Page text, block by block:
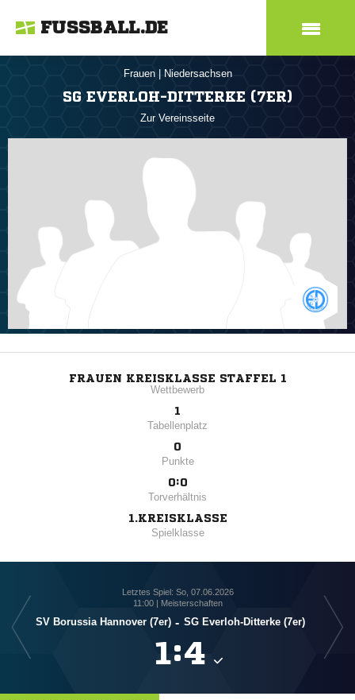
FUSSBALL.DE
Frauen Niedersachsen
SG EVERLOH-DITTERKE (7ER)
Zur Vereinsseite
FRAUEN KREISKLASSE STAFFEL 1
Wettbewerb
1
Tabellenplatz
0
Punkte
0:0
Torverhältnis
1.KREISKLASSE
Spielklasse
Letztes Spiel: So, 07.06.2026
11:00 | Meisterschaften
SV Borussia Hannover (7er) - SG Everloh-Ditterke (7er)
: